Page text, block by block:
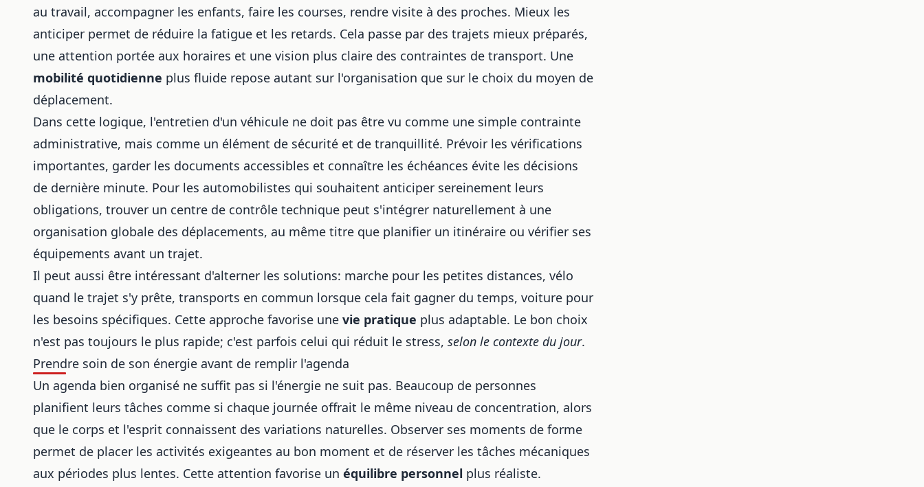
au travail, accompagner les enfants, faire les courses, rendre visite à des proches. Mieux les
anticiper permet de réduire la fatigue et les retards. Cela passe par des trajets mieux préparés,
une attention portée aux horaires et une vision plus claire des contraintes de transport. Une
mobilité quotidienne plus fluide repose autant sur l'organisation que sur le choix du moyen de
déplacement.
Dans cette logique, l'entretien d'un véhicule ne doit pas être vu comme une simple contrainte
administrative, mais comme un élément de sécurité et de tranquillité. Prévoir les vérifications
importantes, garder les documents accessibles et connaître les échéances évite les décisions
de dernière minute. Pour les automobilistes qui souhaitent anticiper sereinement leurs
obligations, trouver un centre de contrôle technique peut s'intégrer naturellement à une
organisation globale des déplacements, au même titre que planifier un itinéraire ou vérifier ses
équipements avant un trajet.
Il peut aussi être intéressant d'alterner les solutions: marche pour les petites distances, vélo
quand le trajet s'y prête, transports en commun lorsque cela fait gagner du temps, voiture pour
les besoins spécifiques. Cette approche favorise une vie pratique plus adaptable. Le bon choix
n'est pas toujours le plus rapide; c'est parfois celui qui réduit le stress, selon le contexte du jour.
Prendre soin de son énergie avant de remplir l'agenda
Un agenda bien organisé ne suffit pas si l'énergie ne suit pas. Beaucoup de personnes
planifient leurs tâches comme si chaque journée offrait le même niveau de concentration, alors
que le corps et l'esprit connaissent des variations naturelles. Observer ses moments de forme
permet de placer les activités exigeantes au bon moment et de réserver les tâches mécaniques
aux périodes plus lentes. Cette attention favorise un équilibre personnel plus réaliste.